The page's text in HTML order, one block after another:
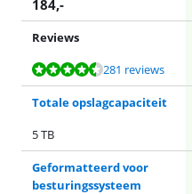
184,-
Reviews
Beoordeling is 8,8 van de 10,
281 reviews
Beoordeling is 9,0 van de 10,
Beoordeling is 8,9 van de 10,
Beoordeling is 9,4 van de 10,
Beoordeling is 9,4 van de 10,
Totale opslagcapaciteit
5 TB
Geformatteerd voor
besturingssysteem